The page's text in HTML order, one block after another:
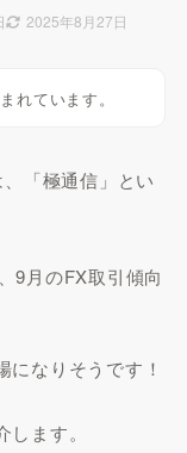
2025年8月27日
れています。
「極通信」とい
9月のFX取引傾向
になりそうです！
ます。